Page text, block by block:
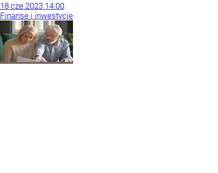
18 cze 2023 14:00
Finanse i inwestycje